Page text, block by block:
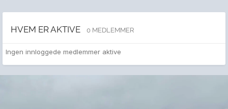
HVEM ER AKTIVE 0 MEDLEMMER
Ingen innloggede medlemmer aktive